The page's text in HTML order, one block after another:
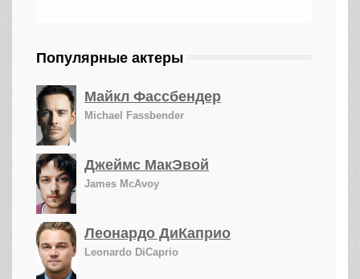
Популярные актеры
Майкл Фассбендер
Michael Fassbender
Джеймс МакЭвой
James McAvoy
Леонардо ДиКаприо
Leonardo DiCaprio